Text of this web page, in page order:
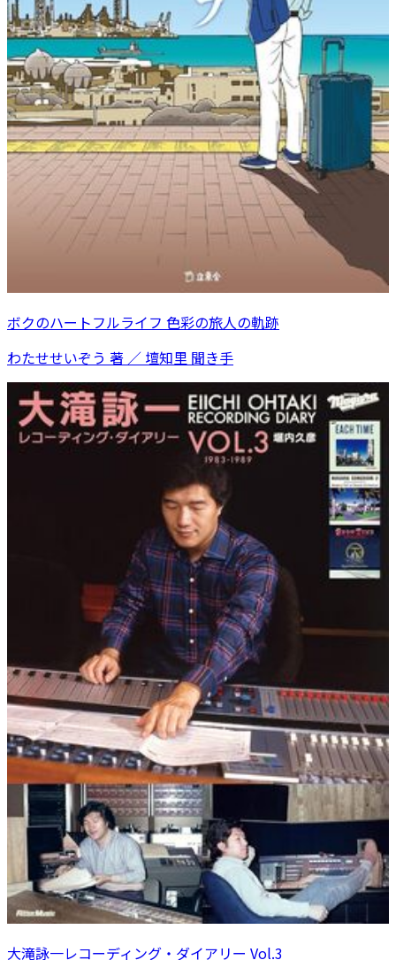
ボクのハートフルライフ 色彩の旅人の軌跡
わたせせいぞう 著 ／ 壇知里 聞き手
大滝詠一レコーディング・ダイアリー Vol.3